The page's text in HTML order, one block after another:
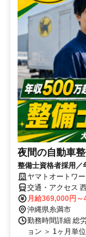
夜間の自動車
整備士資格者採用／
ヤマトオートワ
交通・アクセス
月給369,000円～
沖縄県糸満市
勤務時間詳細 総
ョン ＞ 1ヶ月単